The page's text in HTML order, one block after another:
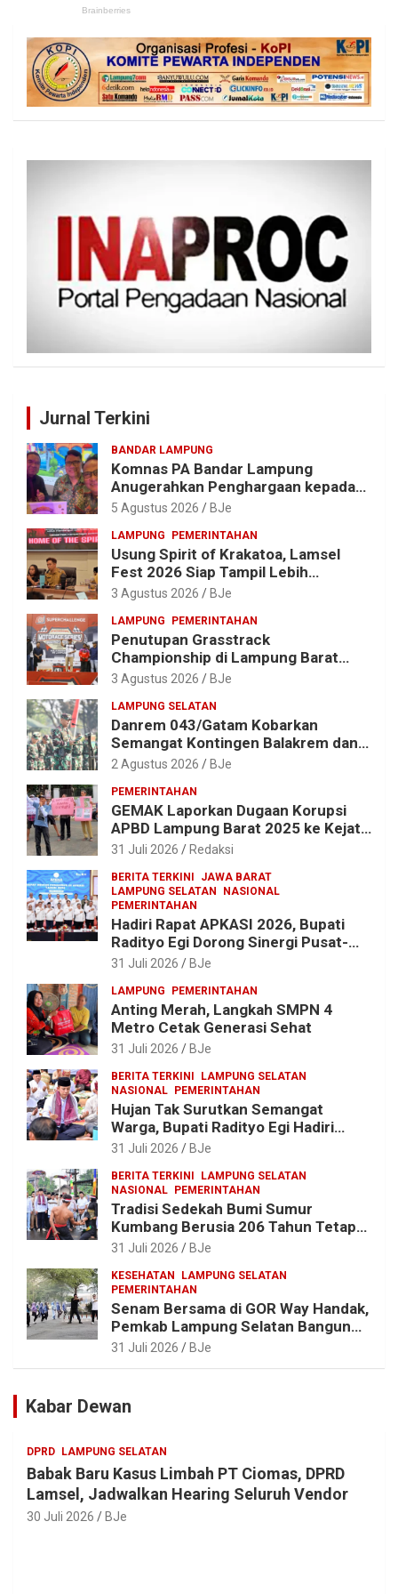
Jurnal Terkini
BANDAR LAMPUNG
Komnas PA Bandar Lampung
Anugerahkan Penghargaan kepada
Kombes Pol. Alfret Jacob Tilukay
5 Agustus 2026 BJe
LAMPUNG PEMERINTAHAN
Usung Spirit of Krakatoa, Lamsel
Fest 2026 Siap Tampil Lebih
Spektakuler dengan Empat Event
3 Agustus 2026 BJe
LAMPUNG PEMERINTAHAN
Penutupan Grasstrack
Championship di Lampung Barat
Meriah, Dihadiri Ribuan Penonton; Ini
3 Agustus 2026 BJe
LAMPUNG SELATAN
Danrem 043/Gatam Kobarkan
Semangat Kontingen Balakrem dan
Yonif 143/TWEJ di Pembukaan
XXI/Radin Inten
2 Agustus 2026 BJe
PEMERINTAHAN
GEMAK Laporkan Dugaan Korupsi
APBD Lampung Barat 2025 ke Kejati
Lampung, Soroti Proyek Jalan
31 Juli 2026 Redaksi
BERITA TERKINI
JAWA BARAT
LAMPUNG SELATAN
NASIONAL
PEMERINTAHAN
Hadiri Rapat APKASI 2026, Bupati
Radityo Egi Dorong Sinergi Pusat-
Daerah untuk Percepat
31 Juli 2026 BJe
LAMPUNG PEMERINTAHAN
Anting Merah, Langkah SMPN 4
Metro Cetak Generasi Sehat
31 Juli 2026 BJe
BERITA TERKINI
LAMPUNG SELATAN
NASIONAL
PEMERINTAHAN
Hujan Tak Surutkan Semangat
Warga, Bupati Radityo Egi Hadiri
Tradisi Sedekah Bumi 206 Tahun di
31 Juli 2026 BJe
BERITA TERKINI
LAMPUNG SELATAN
NASIONAL
PEMERINTAHAN
Tradisi Sedekah Bumi Sumur
Kumbang Berusia 206 Tahun Tetap
Lestari, Bupati Egi Ajak Generasi
31 Juli 2026 BJe
KESEHATAN
LAMPUNG SELATAN
PEMERINTAHAN
Senam Bersama di GOR Way Handak,
Pemkab Lampung Selatan Bangun
ASN Sehat, Solid dan Siap Berikan
31 Juli 2026 BJe
Kabar Dewan
DPRD LAMPUNG SELATAN
Babak Baru Kasus Limbah PT Ciomas, DPRD
Lamsel, Jadwalkan Hearing Seluruh Vendor
30 Juli 2026 BJe